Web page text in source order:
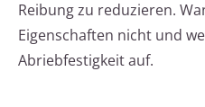
Reibung zu reduzieren.
Eigenschaften nicht und
Abriebfestigkeit auf.